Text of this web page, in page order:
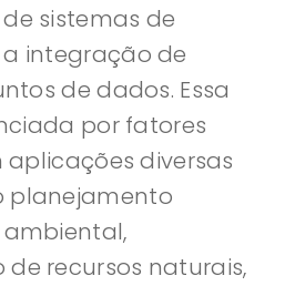
sistemas de
integração de
de dados. Essa
por fatores
aplicações diversas
planejamento
recursos naturais,